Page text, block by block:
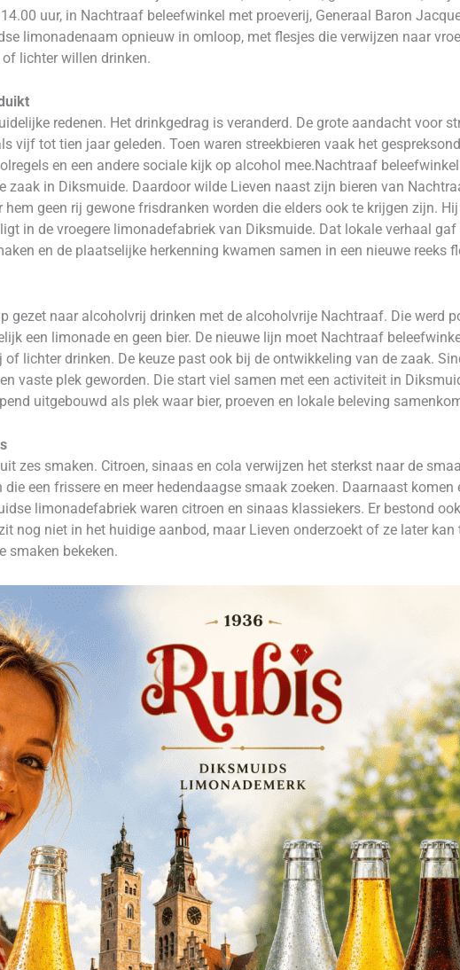
uur, in Nachtraaf beleefwinkel met proeverij, Generaal Baron
limonadenaam opnieuw in omloop, met flesjes die verwijzen naar
lichter willen drinken.
redenen. Het drinkgedrag is veranderd. De grote aandacht voor
vijf tot tien jaar geleden. Toen waren streekbieren vaak het
en een andere sociale kijk op alcohol mee.Nachtraaf
zaak in Diksmuide. Daardoor wilde Lieven naast zijn bieren van
geen rij gewone frisdranken worden die elders ook te krijgen zijn.
in de vroegere limonadefabriek van Diksmuide. Dat lokale verhaal
en de plaatselijke herkenning kwamen samen in een nieuwe reeks
gezet naar alcoholvrij drinken met de alcoholvrije Nachtraaf. Die werd
een limonade en geen bier. De nieuwe lijn moet Nachtraaf
lichter drinken. De keuze past ook bij de ontwikkeling van de zaak.
vaste plek geworden. Die start viel samen met een activiteit in
uitgebouwd als plek waar bier, proeven en lokale beleving
zes smaken. Citroen, sinaas en cola verwijzen het sterkst naar de
een frissere en meer hedendaagse smaak zoeken. Daarnaast
limonadefabriek waren citroen en sinaas klassiekers. Er bestond
nog niet in het huidige aanbod, maar Lieven onderzoekt of ze later kan
smaken bekeken.